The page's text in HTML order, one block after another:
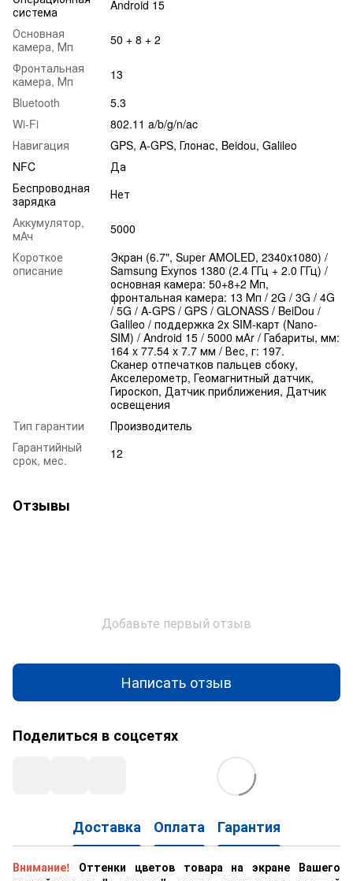
система
Android 15
Основная
камера, Мп
50 + 8 + 2
Фронтальная
камера, Мп
13
Bluetooth
5.3
Wi-Fi
802.11 a/b/g/n/ac
Навигация
GPS, A-GPS, Глонас, Beidou, Galileo
NFC
Да
Беспроводная
зарядка
Нет
Аккумулятор,
мАч
5000
Короткое
описание
Экран (6.7", Super AMOLED, 2340x1080) /
Samsung Exynos 1380 (2.4 ГГц + 2.0 ГГц) /
основная камера: 50+8+2 Мп,
фронтальная камера: 13 Мп / 2G / 3G / 4G
/ 5G / A-GPS / GPS / GLONASS / BeiDou /
Galileo / поддержка 2х SIM-карт (Nano-
SIM) / Android 15 / 5000 мАr / Габариты, мм:
164 x 77.54 x 7.7 мм / Вес, г: 197.
Сканер отпечатков пальцев сбоку,
Акселерометр, Геомагнитный датчик,
Гироскоп, Датчик приближения, Датчик
освещения
Тип гарантии
Производитель
Гарантийный
срок, мес.
12
Отзывы
Добавьте первый отзыв
Написать отзыв
Поделиться в соцсетях
Доставка Оплата Гарантия
Внимание!
Оттенки цветов товара на экране Вашего